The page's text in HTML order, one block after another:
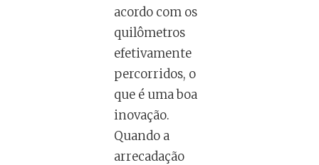
acordo com os
quilômetros
efetivamente
percorridos, o
que é uma boa
inovação.
Quando a
arrecadação